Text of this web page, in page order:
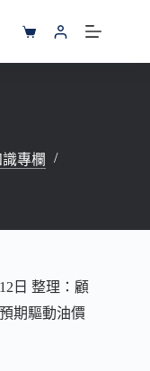
購
物
專欄
日 整理：顧
期驅動油價